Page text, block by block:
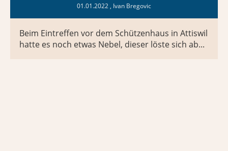
01.01.2022 , Ivan Bregovic
Beim Eintreffen vor dem Schützenhaus in Attiswil
hatte es noch etwas Nebel, dieser löste sich ab...